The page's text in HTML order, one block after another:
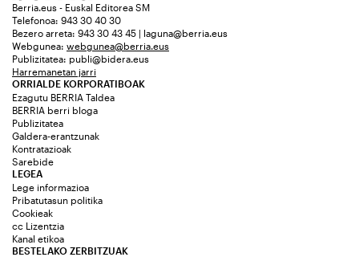
Berria.eus - Euskal Editorea SM
Telefonoa: 943 30 40 30
Bezero arreta: 943 30 43 45 | laguna@berria.eus
Webgunea: webgunea@berria.eus
Publizitatea: publi@bidera.eus
Harremanetan jarri
ORRIALDE KORPORATIBOAK
Ezagutu BERRIA Taldea
BERRIA berri bloga
Publizitatea
Galdera-erantzunak
Kontratazioak
Sarebide
LEGEA
Lege informazioa
Pribatutasun politika
Cookieak
cc Lizentzia
Kanal etikoa
BESTELAKO ZERBITZUAK